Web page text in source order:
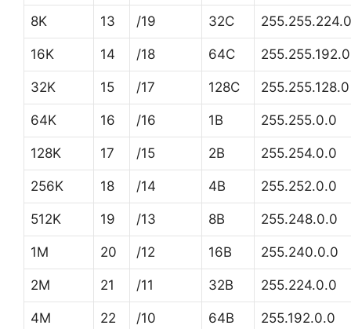
8K 13 /19 32C 255.255.224.0
16K 14 /18 64C 255.255.192.0
32K 15 /17 128C 255.255.128.0
64K 16 /16 1B 255.255.0.0
128K 17 /15 2B 255.254.0.0
256K 18 /14 4B 255.252.0.0
512K 19 /13 8B 255.248.0.0
1M 20 /12 16B 255.240.0.0
2M 21 /11 32B 255.224.0.0
4M 22 /10 64B 255.192.0.0